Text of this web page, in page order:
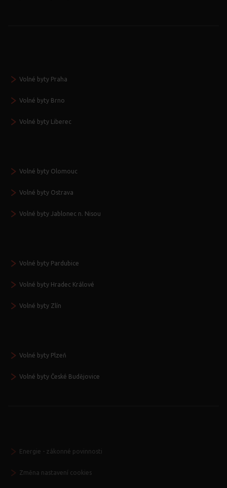
Volné byty Praha
Volné byty Brno
Volné byty Liberec
Volné byty Olomouc
Volné byty Ostrava
Volné byty Jablonec n. Nisou
Volné byty Pardubice
Volné byty Hradec Králové
Volné byty Zlín
Volné byty Plzeň
Volné byty České Budějovice
Energie - zákonné povinnosti
Změna nastavení cookies